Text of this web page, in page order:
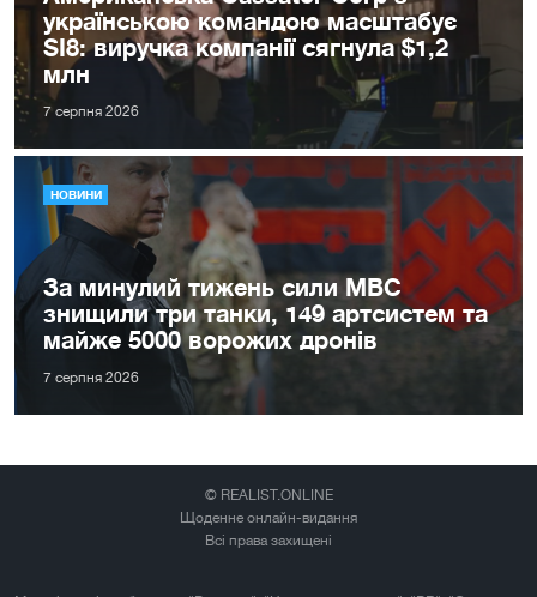
українською командою масштабує
SI8: виручка компанії сягнула $1,2
млн
7 серпня 2026
НОВИНИ
За минулий тижень сили МВС
знищили три танки, 149 артсистем та
майже 5000 ворожих дронів
7 серпня 2026
© REALIST.ONLINE
Щоденне онлайн-видання
Всі права захищені